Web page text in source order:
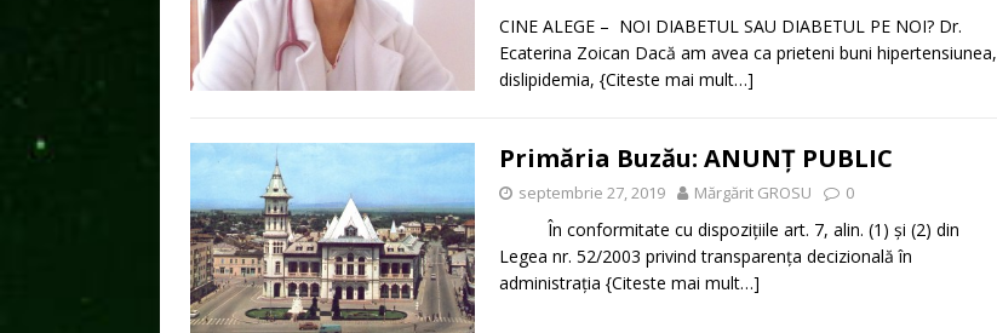
CINE ALEGE – NOI DIABETUL SAU DIABETUL PE NOI? Dr.
Ecaterina Zoican Dacă am avea ca prieteni buni hipertensiunea,
dislipidemia, {Citeste mai mult…]
Primăria Buzău: ANUNȚ PUBLIC
septembrie 27, 2019 Mărgărit GROSU 0
În conformitate cu dispoziţiile art. 7, alin. (1) și (2) din
Legea nr. 52/2003 privind transparenţa decizională în
administraţia {Citeste mai mult…]